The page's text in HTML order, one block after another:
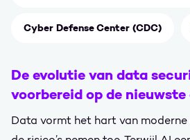
Cyber Defense Center (CDC)
De evolutie van data
voorbereid op de nieuwste
Data vormt het hart van